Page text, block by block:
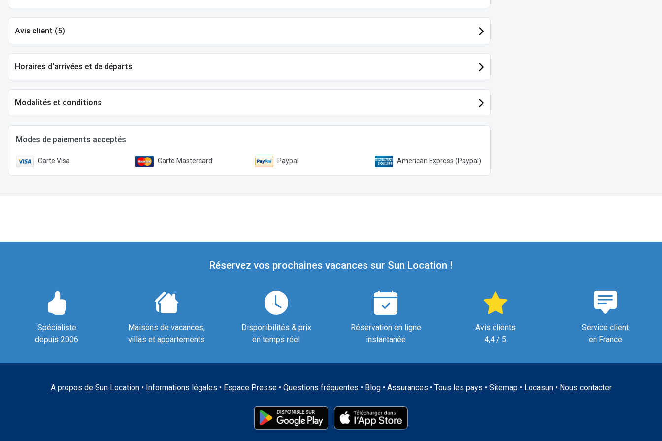
Avis client (5)
Horaires d'arrivées et de départs
Modalités et conditions
Modes de paiements acceptés
Carte Visa Carte Mastercard Paypal American Express (Paypal)
Réservez vos prochaines vacances sur Sun Location !
Spécialiste
depuis 2006
Maisons de vacances,
villas et appartements
Disponibilités & prix
en temps réel
Réservation en ligne
instantanée
Avis clients
4,4 / 5
Service client
en France
A propos de Sun Location• Informations légales • Espace Presse• Questions fréquentes • Blog• Assurances • Tous les pays • Sitemap• Locasun• Nous contacter